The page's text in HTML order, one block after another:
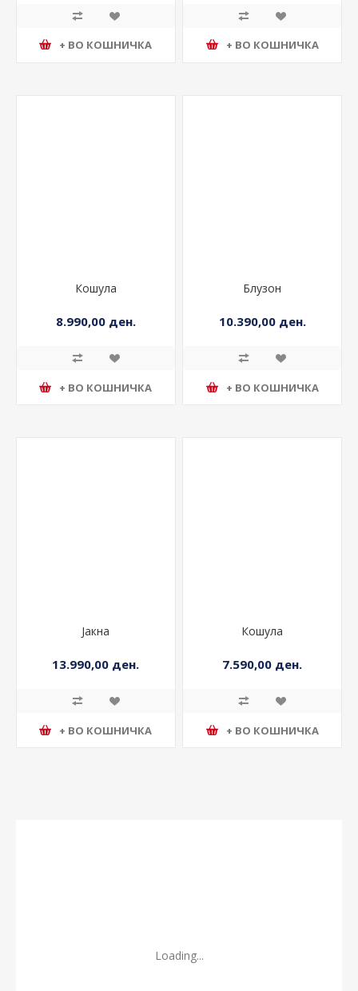
+ ВО КОШНИЧКА + ВО КОШНИЧКА
Кошула
8.990,00 ден.
+ ВО КОШНИЧКА
Блузон
10.390,00 ден.
+ ВО КОШНИЧКА
Јакна
13.990,00 ден.
+ ВО КОШНИЧКА
Кошула
7.590,00 ден.
+ ВО КОШНИЧКА
Loading...